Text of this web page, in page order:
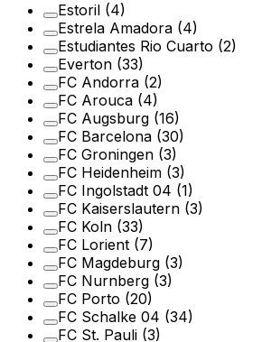
Estoril (4)
Estrela Amadora (4)
Estudiantes Rio Cuarto (2)
Everton (33)
FC Andorra (2)
FC Arouca (4)
FC Augsburg (16)
FC Barcelona (30)
FC Groningen (3)
FC Heidenheim (3)
FC Ingolstadt 04 (1)
FC Kaiserslautern (3)
FC Koln (33)
FC Lorient (7)
FC Magdeburg (3)
FC Nurnberg (3)
FC Porto (20)
FC Schalke 04 (34)
FC St. Pauli (3)